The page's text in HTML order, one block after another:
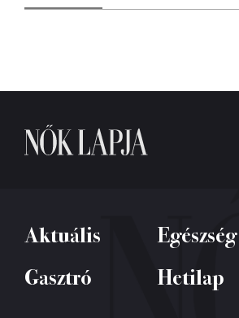
Aktuális Egészség
Gasztró
Hetilap